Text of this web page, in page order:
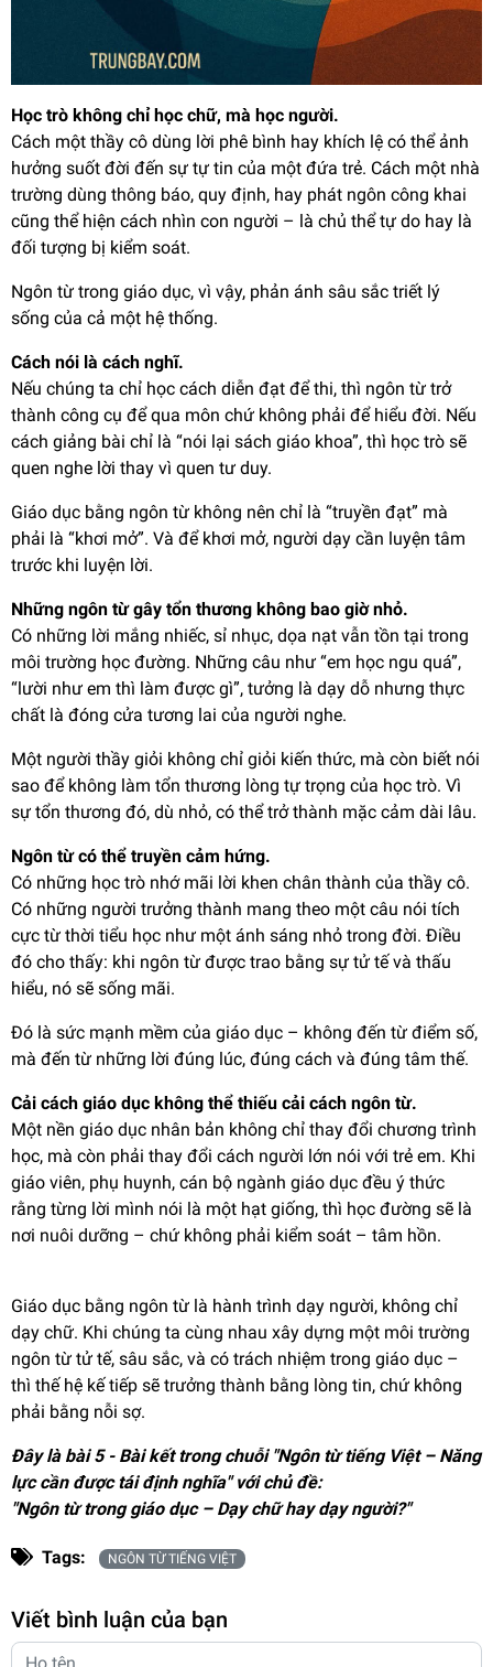
Học trò không chỉ học chữ, mà học người.
Cách một thầy cô dùng lời phê bình hay khích lệ có thể ảnh
hưởng suốt đời đến sự tự tin của một đứa trẻ. Cách một nhà
trường dùng thông báo, quy định, hay phát ngôn công khai
cũng thể hiện cách nhìn con người – là chủ thể tự do hay là
đối tượng bị kiểm soát.
Ngôn từ trong giáo dục, vì vậy, phản ánh sâu sắc triết lý
sống của cả một hệ thống.
Cách nói là cách nghĩ.
Nếu chúng ta chỉ học cách diễn đạt để thi, thì ngôn từ trở
thành công cụ để qua môn chứ không phải để hiểu đời. Nếu
cách giảng bài chỉ là “nói lại sách giáo khoa”, thì học trò sẽ
quen nghe lời thay vì quen tư duy.
Giáo dục bằng ngôn từ không nên chỉ là “truyền đạt” mà
phải là “khơi mở”. Và để khơi mở, người dạy cần luyện tâm
trước khi luyện lời.
Những ngôn từ gây tổn thương không bao giờ nhỏ.
Có những lời mắng nhiếc, sỉ nhục, dọa nạt vẫn tồn tại trong
môi trường học đường. Những câu như “em học ngu quá”,
“lười như em thì làm được gì”, tưởng là dạy dỗ nhưng thực
chất là đóng cửa tương lai của người nghe.
Một người thầy giỏi không chỉ giỏi kiến thức, mà còn biết nói
sao để không làm tổn thương lòng tự trọng của học trò. Vì
sự tổn thương đó, dù nhỏ, có thể trở thành mặc cảm dài lâu.
Ngôn từ có thể truyền cảm hứng.
Có những học trò nhớ mãi lời khen chân thành của thầy cô.
Có những người trưởng thành mang theo một câu nói tích
cực từ thời tiểu học như một ánh sáng nhỏ trong đời. Điều
đó cho thấy: khi ngôn từ được trao bằng sự tử tế và thấu
hiểu, nó sẽ sống mãi.
Đó là sức mạnh mềm của giáo dục – không đến từ điểm số,
mà đến từ những lời đúng lúc, đúng cách và đúng tâm thế.
Cải cách giáo dục không thể thiếu cải cách ngôn từ.
Một nền giáo dục nhân bản không chỉ thay đổi chương trình
học, mà còn phải thay đổi cách người lớn nói với trẻ em. Khi
giáo viên, phụ huynh, cán bộ ngành giáo dục đều ý thức
rằng từng lời mình nói là một hạt giống, thì học đường sẽ là
nơi nuôi dưỡng – chứ không phải kiểm soát – tâm hồn.
Giáo dục bằng ngôn từ là hành trình dạy người, không chỉ
dạy chữ. Khi chúng ta cùng nhau xây dựng một môi trường
ngôn từ tử tế, sâu sắc, và có trách nhiệm trong giáo dục –
thì thế hệ kế tiếp sẽ trưởng thành bằng lòng tin, chứ không
phải bằng nỗi sợ.
Đây là bài 5 - Bài kết trong chuỗi "Ngôn từ tiếng Việt – Năng
lực cần được tái định nghĩa" với chủ đề:
"Ngôn từ trong giáo dục – Dạy chữ hay dạy người?"
Tags: NGÔN TỪ TIẾNG VIỆT
Viết bình luận của bạn